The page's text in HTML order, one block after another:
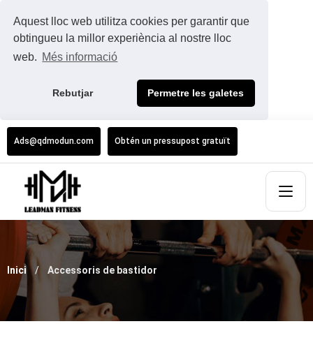
Aquest lloc web utilitza cookies per garantir que
obtingueu la millor experiència al nostre lloc
web. Més informació
Rebutjar Permetre les galetes
Ads@qdmodun.com Obtén un pressupost gratuït
Inici Accessoris de bastidor